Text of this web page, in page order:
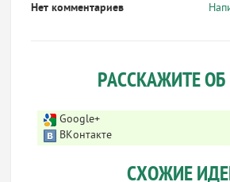
Нет комментариев
РАССКАЖИТЕ ОБ
Google+
ВКонтакте
СХОЖИЕ